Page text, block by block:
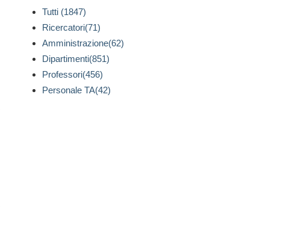
Tutti (1847)
Ricercatori(71)
Amministrazione(62)
Dipartimenti(851)
Professori(456)
Personale TA(42)